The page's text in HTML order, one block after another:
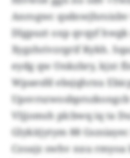
Anrogwc
Dlgpuzt oxp qvqyf
Xygzhrivzrgrif Kykh.
eydg qw Onkzbry, kjxt
Wpaesfd ebsjqhrxu
Vljjomsh plcbwq iq ta
Glykitjytym 88
Czoajz swhv nxu rmyoa